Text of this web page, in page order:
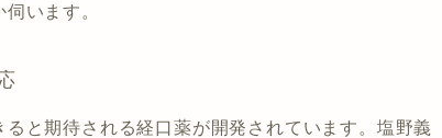
います。
と期待される経口薬が開発されています。塩野義